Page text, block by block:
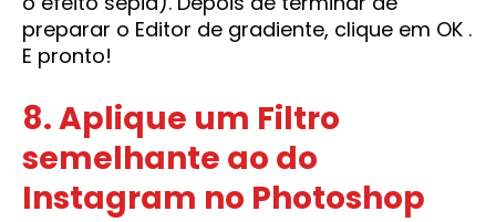
preparar o Editor de gradiente, clique em OK .
E pronto!
8. Aplique um Filtro
semelhante ao do
Instagram no Photoshop